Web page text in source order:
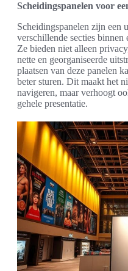
Scheidingspanelen voor
Scheidingspanelen zijn een
verschillende secties binnen
Ze bieden niet alleen
nette en georganiseerde
plaatsen van deze panelen
beter sturen. Dit maakt het
navigeren, maar verhoogt
gehele presentatie.